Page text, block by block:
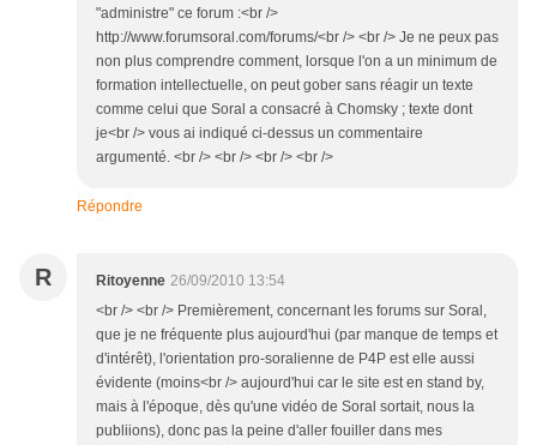
"administre" ce forum :<br />
http://www.forumsoral.com/forums/<br /> <br /> Je ne peux pas
non plus comprendre comment, lorsque l'on a un minimum de
formation intellectuelle, on peut gober sans réagir un texte
comme celui que Soral a consacré à Chomsky ; texte dont
je<br /> vous ai indiqué ci-dessus un commentaire
argumenté. <br /> <br /> <br /> <br />
Répondre
R Ritoyenne 26/09/2010 13:54
<br /> <br /> Premièrement, concernant les forums sur Soral,
que je ne fréquente plus aujourd'hui (par manque de temps et
d'intérêt), l'orientation pro-soralienne de P4P est elle aussi
évidente (moins<br /> aujourd'hui car le site est en stand by,
mais à l'époque, dès qu'une vidéo de Soral sortait, nous la
publiions), donc pas la peine d'aller fouiller dans mes